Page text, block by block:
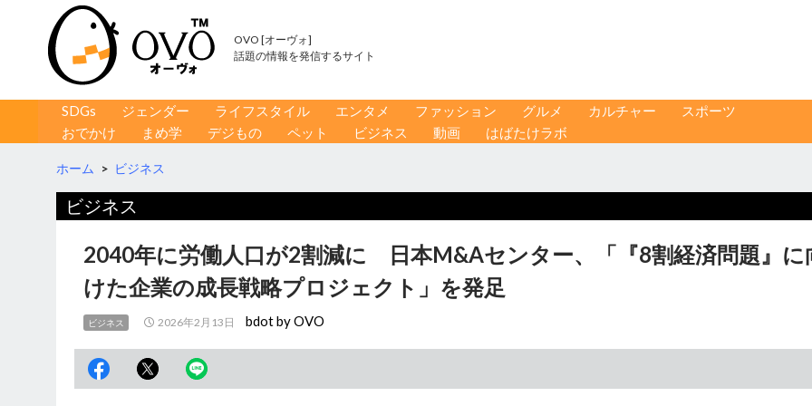
OVO [オーヴォ]
話題の情報を発信するサイト
コンテンツへ移動
SDGs ジェンダー ライフスタイル エンタメ ファッション グルメ カルチャー
スポーツ
おでかけ
まめ学 デジもの ペット ビジネス 動画 はばたけラボ
ホーム > ビジネス
ビジネス
2040年に労働人口が2割減に 日本M&Aセンター、「『8割経済問題』に
けた企業の成長戦略プロジェクト」を発足
ビジネス 2026年2月13日 bdot by OVO